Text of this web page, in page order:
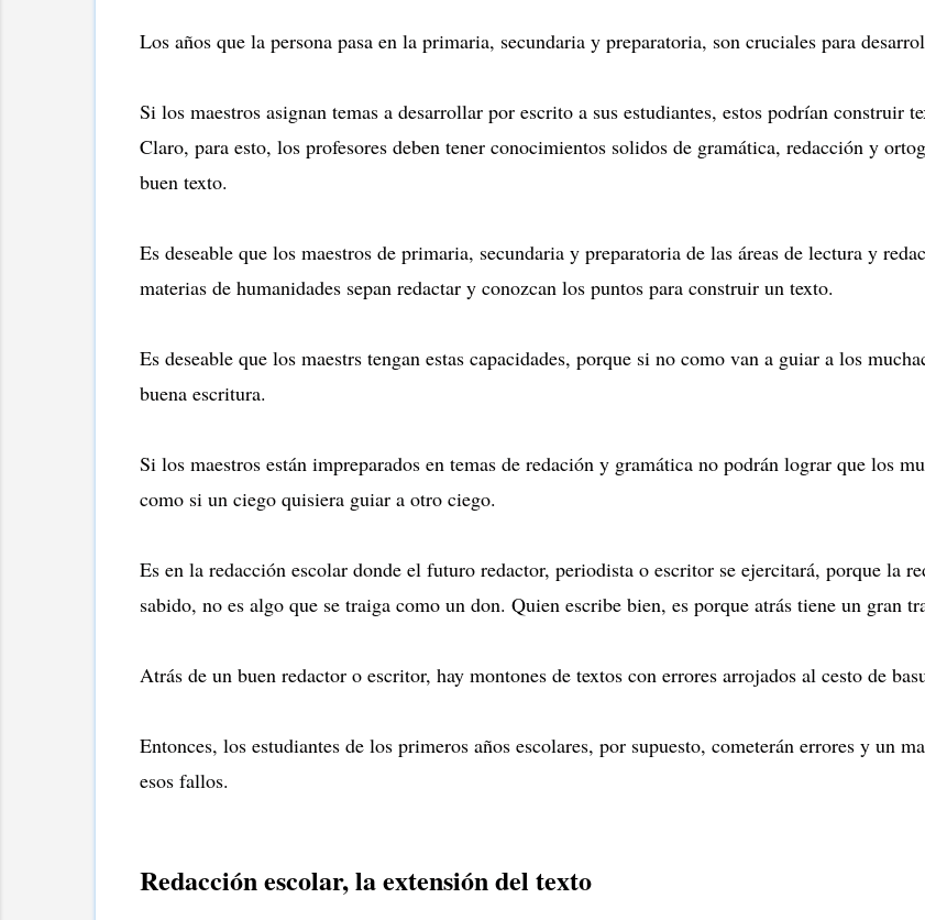
Los años que la persona pasa en la primaria, secundaria y preparatoria, son cruciales para
Si los maestros asignan temas a desarrollar por escrito a sus estudiantes, estos podrían construir
Claro, para esto, los profesores deben tener conocimientos solidos de gramática, redacción y
buen texto.
Es deseable que los maestros de primaria, secundaria y preparatoria de las áreas de lectura y
materias de humanidades sepan redactar y conozcan los puntos para construir un texto.
Es deseable que los maestrs tengan estas capacidades, porque si no como van a guiar a los
buena escritura.
Si los maestros están impreparados en temas de redación y gramática no podrán lograr que los
como si un ciego quisiera guiar a otro ciego.
Es en la redacción escolar donde el futuro redactor, periodista o escritor se ejercitará, porque la
sabido, no es algo que se traiga como un don. Quien escribe bien, es porque atrás tiene un gran
Atrás de un buen redactor o escritor, hay montones de textos con errores arrojados al cesto de
Entonces, los estudiantes de los primeros años escolares, por supuesto, cometerán errores y un
esos fallos.
Redacción escolar, la extensión del texto